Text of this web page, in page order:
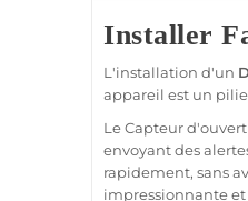
Installer
L'installation d'un
appareil est un
LeCapteur
envoyant des
rapidement, sans
impressionnante